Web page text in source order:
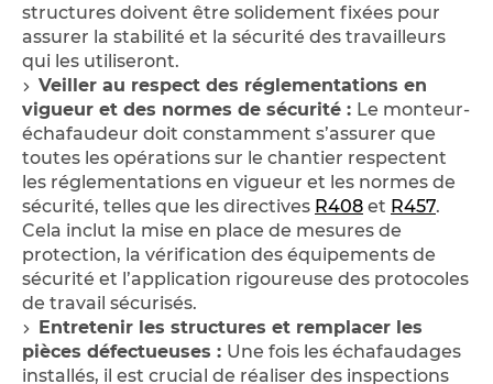
structures doivent être solidement fixées pour
assurer la stabilité et la sécurité des travailleurs
qui les utiliseront.
Veiller au respect des réglementations en
vigueur et des normes de sécurité : Le monteur-
échafaudeur doit constamment s’assurer que
toutes les opérations sur le chantier respectent
les réglementations en vigueur et les normes de
sécurité, telles que les directives R408 et R457.
Cela inclut la mise en place de mesures de
protection, la vérification des équipements de
sécurité et l’application rigoureuse des protocoles
de travail sécurisés.
Entretenir les structures et remplacer les
pièces défectueuses : Une fois les échafaudages
installés, il est crucial de réaliser des inspections